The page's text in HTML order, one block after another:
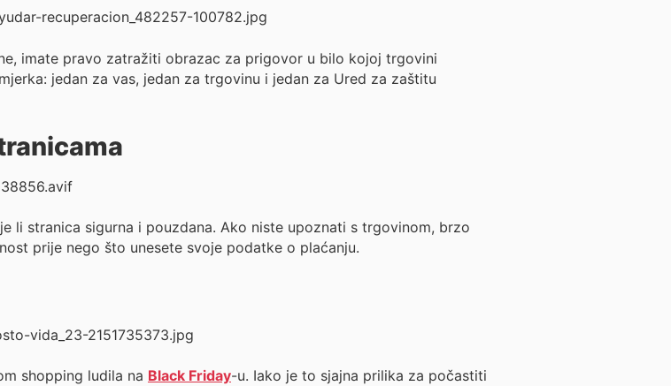
imate pravo zatražiti obrazac za prigovor u bilo kojoj trgovini
jedan za vas, jedan za trgovinu i jedan za Ured za zaštitu
li stranica sigurna i pouzdana. Ako niste upoznati s trgovinom, brzo
prije nego što unesete svoje podatke o plaćanju.
shopping ludila na Black Friday-u. Iako je to sjajna prilika za počastiti